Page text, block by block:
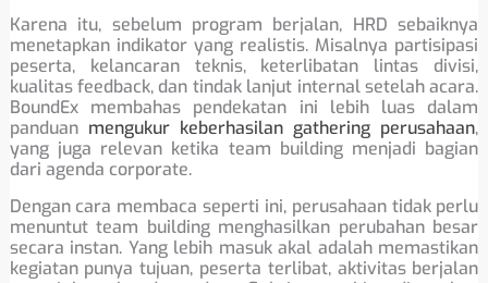
Karena itu, sebelum program berjalan, HRD sebaiknya
menetapkan indikator yang realistis. Misalnya partisipasi
peserta, kelancaran teknis, keterlibatan lintas divisi,
kualitas feedback, dan tindak lanjut internal setelah acara.
BoundEx membahas pendekatan ini lebih luas dalam
panduan mengukur keberhasilan gathering perusahaan,
yang juga relevan ketika team building menjadi bagian
dari agenda corporate.
Dengan cara membaca seperti ini, perusahaan tidak perlu
menuntut team building menghasilkan perubahan besar
secara instan. Yang lebih masuk akal adalah memastikan
kegiatan punya tujuan, peserta terlibat, aktivitas berjalan